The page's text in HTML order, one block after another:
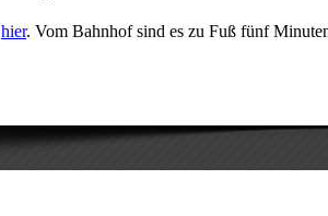
hier. Vom Bahnhof sind es zu Fuß fünf